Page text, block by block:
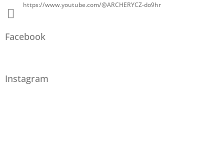
https://www.youtube.com/@ARCHERYCZ-do9hr
Facebook
Instagram